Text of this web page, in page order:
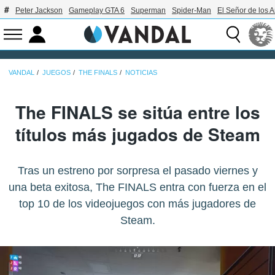
Peter Jackson Gameplay GTA 6 Superman Spider-Man El Señor de los
VANDAL JUEGOS THE FINALS NOTICIAS
The FINALS se sitúa entre los
títulos más jugados de Steam
Tras un estreno por sorpresa el pasado viernes y
una beta exitosa, The FINALS entra con fuerza en el
top 10 de los videojuegos con más jugadores de
Steam.